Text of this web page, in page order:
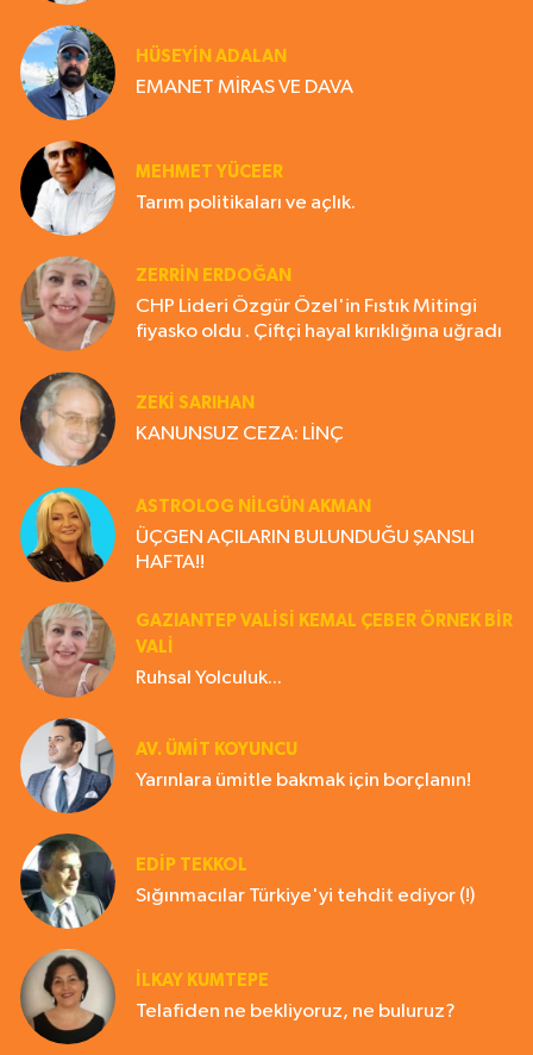
HÜSEYIN ADALAN
EMANET MİRAS VE DAVA
MEHMET YÜCEER
Tarım politikaları ve açlık.
ZERRIN ERDOĞAN
CHP Lideri Özgür Özel'in Fıstık Mitingi
fiyasko oldu . Çiftçi hayal kırıklığına uğradı
ZEKI SARIHAN
KANUNSUZ CEZA: LİNÇ
ASTROLOG NILGÜN AKMAN
ÜÇGEN AÇILARIN BULUNDUĞU ŞANSLI
HAFTA!!
GAZIANTEP VALISI KEMAL ÇEBER ÖRNEK BİR
VALİ
Ruhsal Yolculuk...
AV. ÜMIT KOYUNCU
Yarınlara ümitle bakmak için borçlanın!
EDIP TEKKOL
Sığınmacılar Türkiye'yi tehdit ediyor (!)
İLKAY KUMTEPE
Telafiden ne bekliyoruz, ne buluruz?